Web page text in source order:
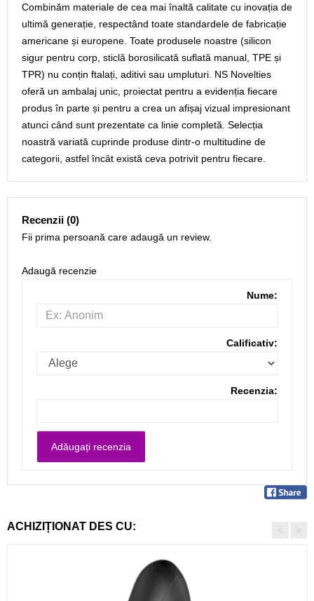
Combinăm materiale de cea mai înaltă calitate cu inovația de
ultimă generație, respectând toate standardele de fabricație
americane și europene. Toate produsele noastre (silicon
sigur pentru corp, sticlă borosilicată suflată manual, TPE și
TPR) nu conțin ftalați, aditivi sau umpluturi. NS Novelties
oferă un ambalaj unic, proiectat pentru a evidenția fiecare
produs în parte și pentru a crea un afișaj vizual impresionant
atunci când sunt prezentate ca linie completă. Selecția
noastră variată cuprinde produse dintr-o multitudine de
categorii, astfel încât există ceva potrivit pentru fiecare.
Recenzii (0)
Fii prima persoană care adaugă un review.
Adaugă recenzie
Nume:
Calificativ:
Recenzia:
ACHIZIȚIONAT DES CU: < >